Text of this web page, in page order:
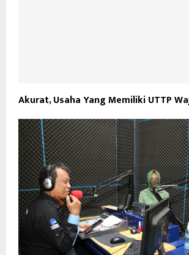
Akurat, Usaha Yang Memiliki UTTP